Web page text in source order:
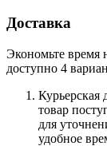
Доставка
Экономьте время
доступно 4
Курьерская
товар
для
удобное